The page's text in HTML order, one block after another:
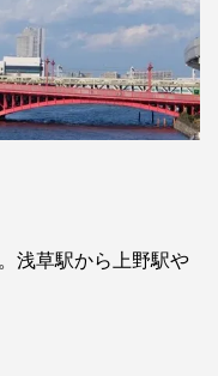
浅草駅から上野駅や